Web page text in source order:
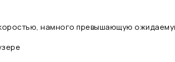
намного превышающую